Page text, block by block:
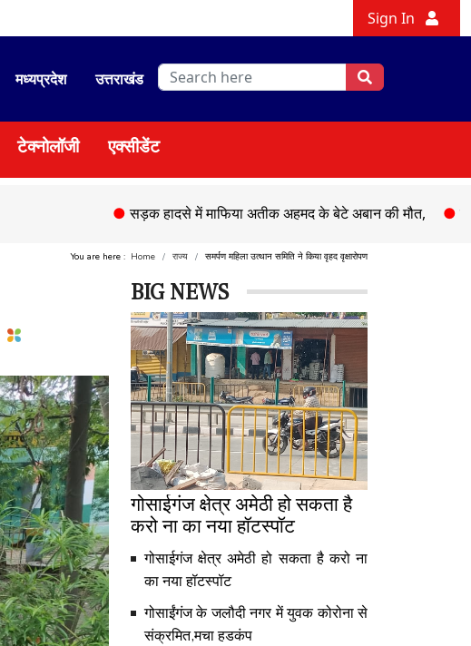
Sign In
मध्यप्रदेश उत्तराखंड
टेक्नोलॉजी एक्सीडेंट
सड़क हादसे में माफिया अतीक अहमद के बेटे अबान की मौत, ● चेहल्लुम पर
You are here : Home राज्य समर्पण महिला उत्थान समिति ने किया वृहद वृक्षारोपण
BIG NEWS
गोसाईगंज क्षेत्र अमेठी हो सकता है
करो ना का नया हॉटस्पॉट
गोसाईगंज क्षेत्र अमेठी हो सकता है करो ना
का नया हॉटस्पॉट
गोसाईंगंज के जलौदी नगर में युवक कोरोना से
संक्रमित,मचा हडकंप